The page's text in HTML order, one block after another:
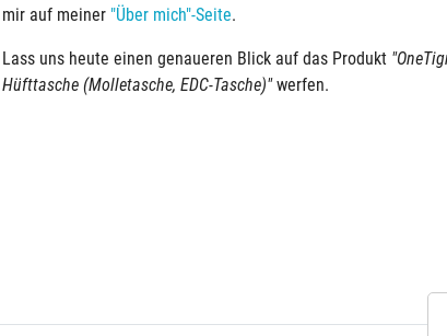
mir auf meiner "Über mich"-Seite.
Lass uns heute einen genaueren Blick auf das Produkt
Hüfttasche (Molletasche, EDC-Tasche)"werfen.